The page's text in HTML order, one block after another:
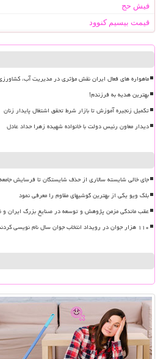
فیش حج
قیمت بیسیم کنوود
ماهواره های فعال ایران نقش مؤثری در مدیریت آب،
بهترین هدیه به فرزندم!
تکمیل زنجیره آموزش تا بازار شرط تحقق اشتغال پایدار زنان
دیدار معاون رئیس دولت با خانواده شهیده زهرا حداد عادل
جای خالی شایسته سالاری از حذف شایستگان تا فرسایش جامعه
بلک ویو یکی از بهترین گوشیهای مقاوم را معرفی نمود
عقب ماندگی مزمن پژوهش و توسعه در صنایع بزرگ ایران و
۱۱۰ هزار جوان در رویداد انتخاب جوان سال نام نویسی کردند